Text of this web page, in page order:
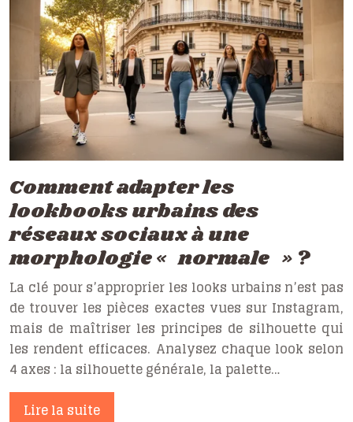
Comment adapter les
lookbooks urbains des
réseaux sociaux à une
morphologie « normale » ?
La clé pour s’approprier les looks urbains n’est pas
de trouver les pièces exactes vues sur Instagram,
mais de maîtriser les principes de silhouette qui
les rendent efficaces. Analysez chaque look selon
4 axes : la silhouette générale, la palette…
Lire la suite